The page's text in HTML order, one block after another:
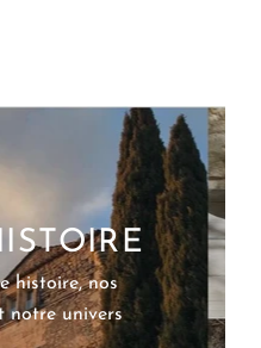
histoire, nos
notre univers